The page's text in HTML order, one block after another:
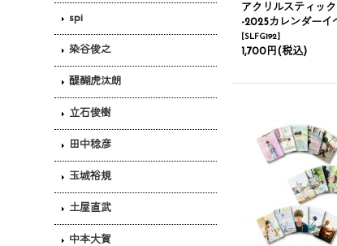
spi
染谷俊之
醍醐虎汰朗
立石俊樹
田中稔彦
玉城裕規
土屋直武
中本大賀
アクリルスティッ
-2025カレンダーイ
[SLFG192]
1,700円 (税込)